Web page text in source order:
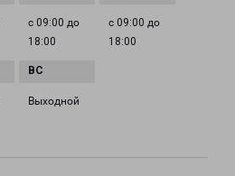
с 09:00 до
18:00
с 09:00 до
18:00
Выходной